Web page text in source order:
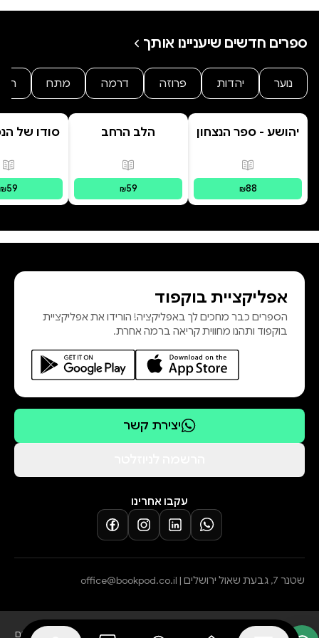
ספרים חדשים שיעניינו אותך
נוער יהדות פרוזה דרמה מתח
יהושע - ספר הנצחון
פורמטים זמינים מודפס
₪88
הלב הרחב
פורמטים זמינים מודפס
₪59
סודו של
₪59
אפליקציית בוקפוד
הספרים כבר מחכים לך באפליקציה! הורידו את אפליקציית
בוקפוד ותהנו מחווית קריאה ברמה אחרת.
יצירת קשר
עקבו אחרינו
שטנר 7, גבעת שאול ירושלים | office@bookpod.co.il
בלוגשירות לקוחות מדיניות פרטיות הצהרת נגישותתקנון הרשמה לסופרים